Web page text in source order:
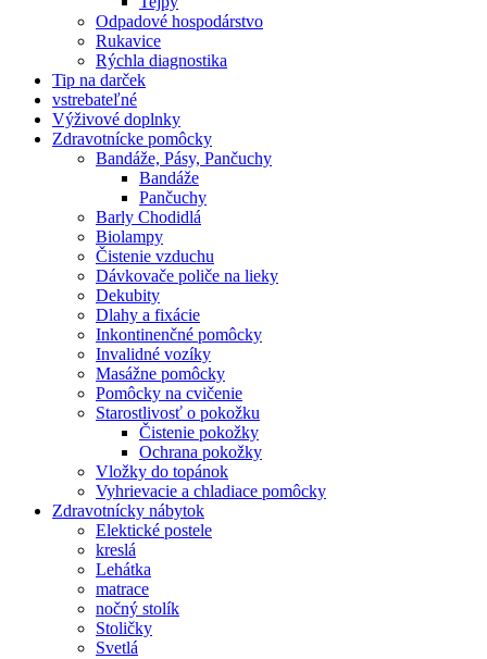
Odpadové hospodárstvo
Rukavice
Rýchla diagnostika
Tip na darček
vstrebateľné
Výživové doplnky
Zdravotnícke pomôcky
Bandáže, Pásy, Pančuchy
Bandáže
Pančuchy
Barly Chodidlá
Biolampy
Čistenie vzduchu
Dávkovače poliče na lieky
Dekubity
Dlahy a fixácie
Inkontinenčné pomôcky
Invalidné vozíky
Masážne pomôcky
Pomôcky na cvičenie
Starostlivosť o pokožku
Čistenie pokožky
Ochrana pokožky
Vložky do topánok
Vyhrievacie a chladiace pomôcky
Zdravotnícky nábytok
Elektické postele
kreslá
Lehátka
matrace
nočný stolík
Stoličky
Svetlá